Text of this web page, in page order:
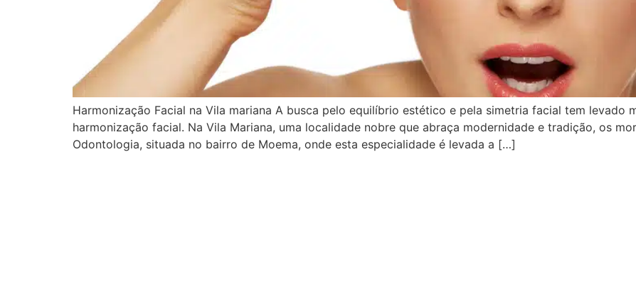
Harmonização Facial na Vila mariana A busca pelo equilíbrio estético e pela simetria facial tem levado
harmonização facial. Na Vila Mariana, uma localidade nobre que abraça modernidade e tradição, os
Odontologia, situada no bairro de Moema, onde esta especialidade é levada a […]